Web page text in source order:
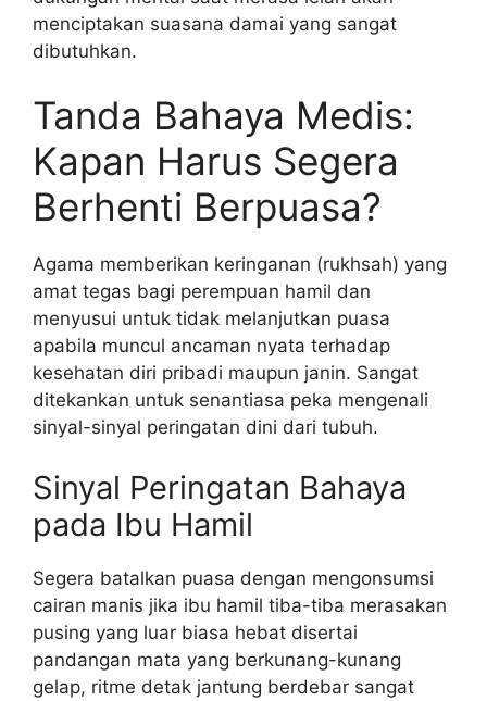
menciptakan suasana damai yang sangat
dibutuhkan.
Tanda Bahaya Medis:
Kapan Harus Segera
Berhenti Berpuasa?
Agama memberikan keringanan (rukhsah) yang
amat tegas bagi perempuan hamil dan
menyusui untuk tidak melanjutkan puasa
apabila muncul ancaman nyata terhadap
kesehatan diri pribadi maupun janin. Sangat
ditekankan untuk senantiasa peka mengenali
sinyal-sinyal peringatan dini dari tubuh.
Sinyal Peringatan Bahaya
pada Ibu Hamil
Segera batalkan puasa dengan mengonsumsi
cairan manis jika ibu hamil tiba-tiba merasakan
pusing yang luar biasa hebat disertai
pandangan mata yang berkunang-kunang
gelap, ritme detak jantung berdebar sangat